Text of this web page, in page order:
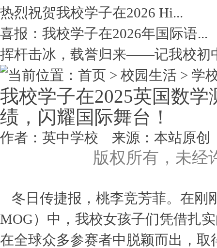
热烈祝贺我校学子在2026 Hi...
喜报：我校学子在2026年国际语...
挥杆击冰，载誉归来——记我校初
当前位置：首页 > 校园生活 > 学
我校学子在2025英国数
绩，闪耀国际舞台！
作者：英中学校 来源：本站原创
版权所有，未
冬日传捷报，桃李竞芳菲。在刚
MOG）中，我校女孩子们凭借扎
在全球众多参赛者中脱颖而出，取